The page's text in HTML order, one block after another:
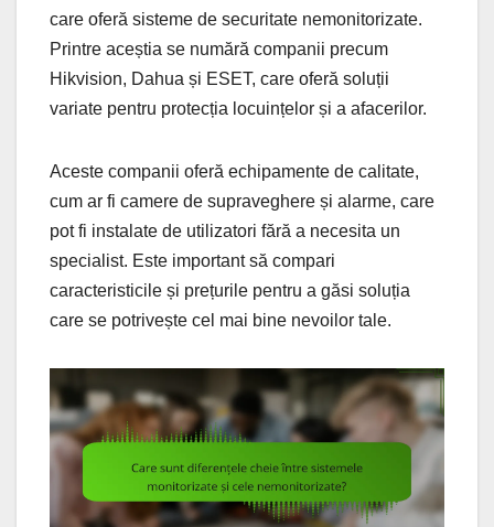
care oferă sisteme de securitate nemonitorizate.
Printre aceștia se numără companii precum
Hikvision, Dahua și ESET, care oferă soluții
variate pentru protecția locuințelor și a afacerilor.
Aceste companii oferă echipamente de calitate,
cum ar fi camere de supraveghere și alarme, care
pot fi instalate de utilizatori fără a necesita un
specialist. Este important să compari
caracteristicile și prețurile pentru a găsi soluția
care se potrivește cel mai bine nevoilor tale.